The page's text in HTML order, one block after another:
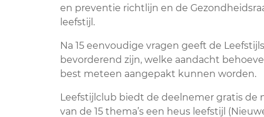
en preventie richtlijn en de
leefstijl.
Na 15 eenvoudige vragen geeft de
bevorderend zijn, welke aandacht
best meteen aangepakt kunnen worden.
Leefstijlclub biedt de deelnemer gratis de
van de 15 thema’s een heus leefstijl